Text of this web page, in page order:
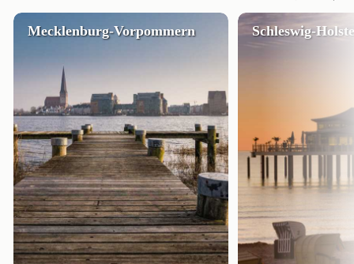
Mecklenburg-Vorpommern Schleswig-